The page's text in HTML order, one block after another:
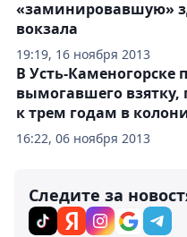
19:19, 16 ноября 2013
«заминировавшую»
вокзала
16:22, 06 ноября 2013
В Усть-Каменогорске
вымогавшего взятку,
к трем годам в
Следите за